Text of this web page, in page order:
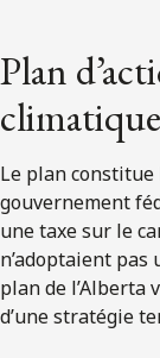
Plan
climatique
Le plan constitue
gouvernement
une taxe sur le
n’adoptaient pas
plan de l’Alberta
d’une stratégie